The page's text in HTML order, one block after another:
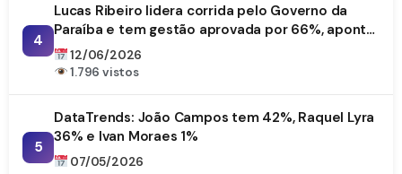
4
Lucas Ribeiro lidera corrida pelo Governo da
Paraíba e tem gestão aprovada por 66%, aponta
DataTrends
12/06/2026
1.796 vistos
5
DataTrends: João Campos tem 42%, Raquel Lyra
36% e Ivan Moraes 1%
07/05/2026